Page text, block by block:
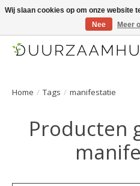
Duurzaamhuid, uw duurzame weg
Home / Tags / manifestatie
Producten
Wij slaan cookies op om onze website
Nee
Meer